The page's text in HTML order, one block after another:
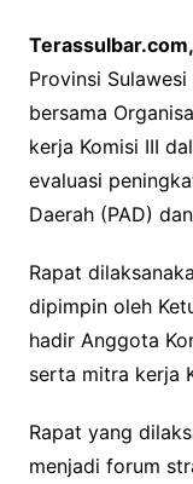
Provinsi
bersama
kerja Komisi III
evaluasi
Daerah (PAD)
Rapat
dipimpin oleh
hadir Anggota
serta mitra kerja
Rapat yang
menjadi forum